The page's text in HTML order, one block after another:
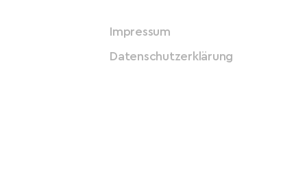
Impressum
Datenschutzerklärung